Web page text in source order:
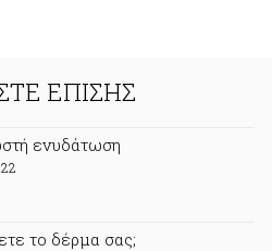
ΕΠΙΣΗΣ
ενυδάτωση
το δέρμα σας;